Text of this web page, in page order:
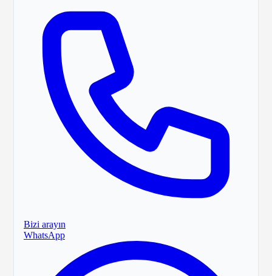
Bizi arayın
WhatsApp